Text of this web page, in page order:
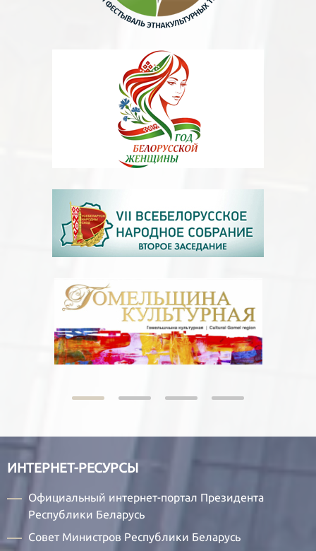
ИНТЕРНЕТ-РЕСУРСЫ
Официальный интернет-портал Президента
Республики Беларусь
Совет Министров Республики Беларусь